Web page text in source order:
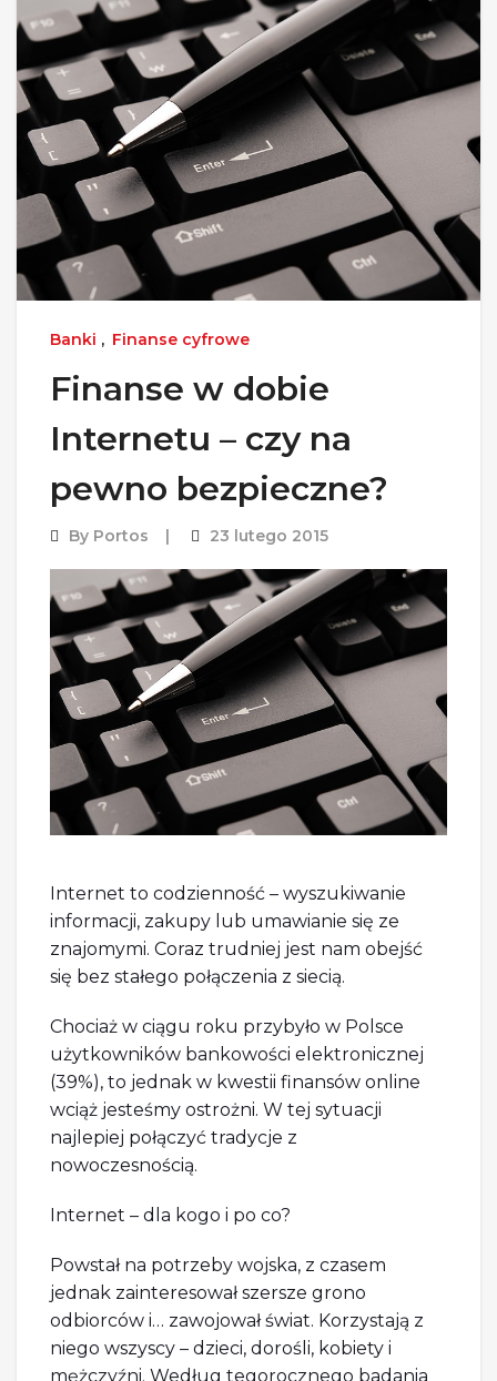
Banki , Finanse cyfrowe
Finanse w dobie
Internetu – czy na
pewno bezpieczne?
By Portos 23 lutego 2015
Internet to codzienność – wyszukiwanie
informacji, zakupy lub umawianie się ze
znajomymi. Coraz trudniej jest nam obejść
się bez stałego połączenia z siecią.
Chociaż w ciągu roku przybyło w Polsce
użytkowników bankowości elektronicznej
(39%), to jednak w kwestii finansów online
wciąż jesteśmy ostrożni. W tej sytuacji
najlepiej połączyć tradycje z
nowoczesnością.
Internet – dla kogo i po co?
Powstał na potrzeby wojska, z czasem
jednak zainteresował szersze grono
odbiorców i… zawojował świat. Korzystają z
niego wszyscy – dzieci, dorośli, kobiety i
mężczyźni. Według tegorocznego badania